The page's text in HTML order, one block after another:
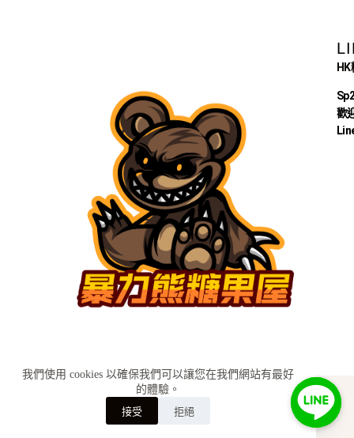
我們使用 cookies 以確保我們可以讓您在我們網站有最好
的體驗。
接受 拒絕
歡
KH糖果小舖│Sp2s思博瑞 ilia哩啞 relx悅刻 Sp2s糖果
lana糖果BY